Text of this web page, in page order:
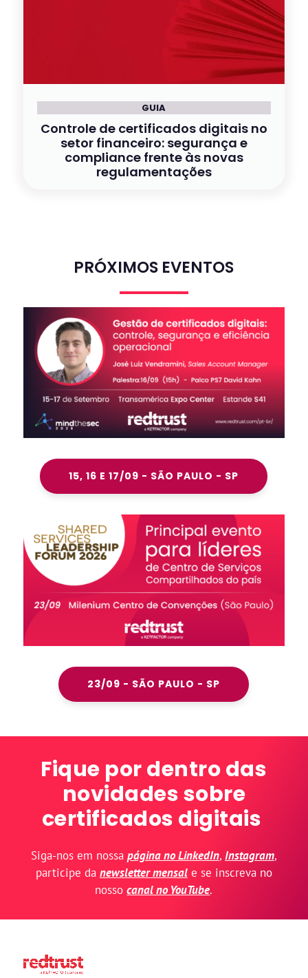
GUIA
Controle de certificados digitais no
setor financeiro: segurança e
compliance frente às novas
regulamentações
PRÓXIMOS EVENTOS
15, 16 E 17/09 - SÃO PAULO - SP
23/09 - SÃO PAULO - SP
Fique por dentro das
novidades sobre
certificados digitais
Siga-nos em nossa página no LinkedIn, Instagram,
participe da newsletter mensale se inscreva no
nossocanal no YouTube.